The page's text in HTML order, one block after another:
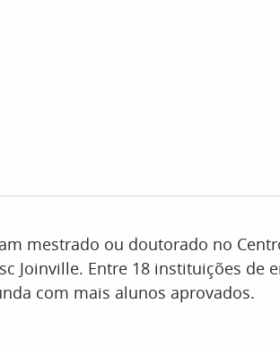
mestrado ou doutorado no
Joinville. Entre 18 instituições de
com mais alunos aprovados.